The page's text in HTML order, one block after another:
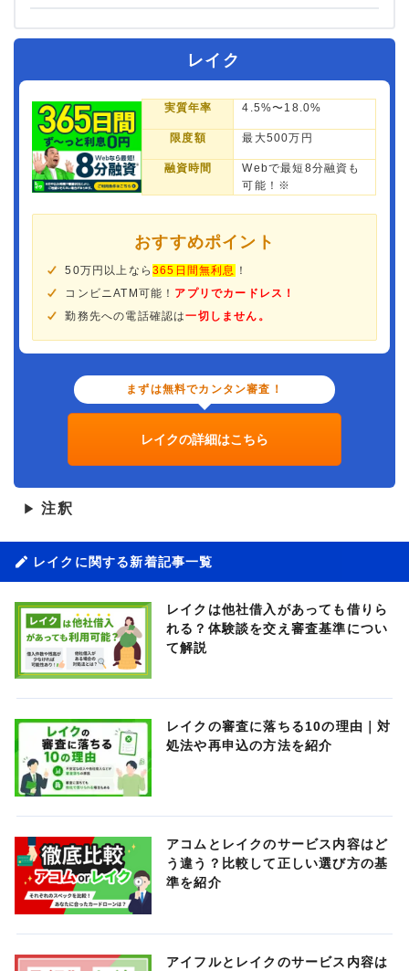
レイク
実質年率 4.5%〜18.0%
限度額 最大500万円
融資時間
Webで最短8分融資も
可能！※
おすすめポイント
50万円以上なら365日間無利息
！
コンビニATM可能！ アプリでカードレス！
勤務先への電話確認は一切しません。
まずは無料でカンタン審査！
レイクの詳細はこちら
▶ 注釈
レイクに関する新着記事一覧
レイクは他社借入があっても借りら
れる？体験談を交え審査基準につい
て解説
レイクの審査に落ちる10の理由｜対
処法や再申込の方法を紹介
アコムとレイクのサービス内容はど
う違う？比較して正しい選び方の基
準を紹介
アイフルとレイクのサービス内容は